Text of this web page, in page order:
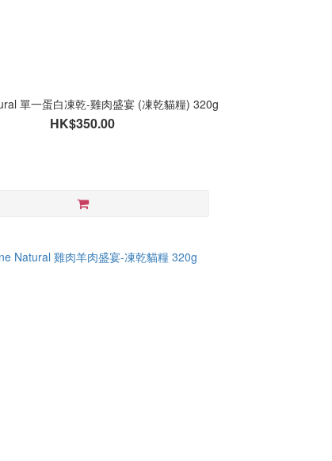
單一蛋白凍乾-雞肉盛宴 (凍乾貓糧) 320g
HK$350.00